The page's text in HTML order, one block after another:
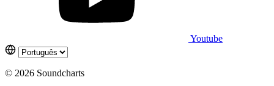
Youtube
© 2026 Soundcharts